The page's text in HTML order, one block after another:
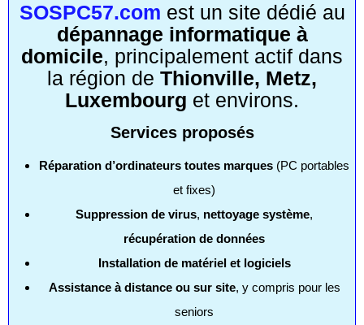
SOSPC57.com est un site dédié au
dépannage informatique à
domicile, principalement actif dans
la région de Thionville, Metz,
Luxembourg et environs.
Services proposés
Réparation d’ordinateurs toutes marques (PC portables
et fixes)
Suppression de virus, nettoyage système,
récupération de données
Installation de matériel et logiciels
Assistance à distance ou sur site, y compris pour les
seniors